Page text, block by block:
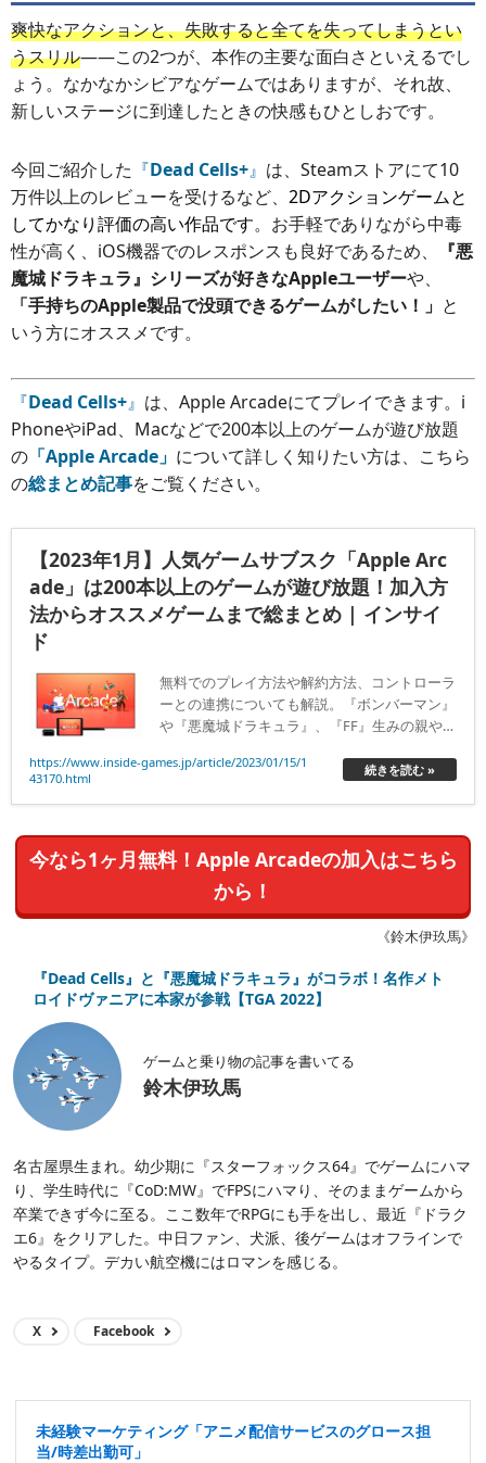
爽快なアクションと、失敗すると全てを失ってしまうとい
うスリル――この2つが、本作の主要な面白さといえるでし
ょう。なかなかシビアなゲームではありますが、それ故、
新しいステージに到達したときの快感もひとしおです。
今回ご紹介した 『Dead Cells+』 は、Steamストアにて10
万件以上のレビューを受けるなど、 2Dアクションゲームと
してかなり評価の高い作品です。お手軽でありながら中毒
性が高く、iOS機器でのレスポンスも良好であるため、
『悪
魔城ドラキュラ』シリーズが好きなAppleユーザーや、
「手持ちのApple製品で没頭できるゲームがしたい！」 と
いう方にオススメです。
『Dead Cells+』 は、Apple Arcadeにてプレイできます。i
PhoneやiPad、Macなどで200本以上のゲームが遊び放題
の 「Apple Arcade」 について詳しく知りたい方は、こちら
の総まとめ記事をご覧ください。
【2023年1月】人気ゲームサブスク「Apple Arc
ade」は200本以上のゲームが遊び放題！加入方
法からオススメゲームまで総まとめ | インサイ
ド
無料でのプレイ方法や解約方法、コントローラ
ーとの連携についても解説。『ボンバーマン』
や『悪魔城ドラキュラ』、『FF』生みの親やプ
https://www.inside-games.jp/article/2023/01/15/1
43170.html
続きを読む »
今なら1ヶ月無料！Apple Arcadeの加入はこちら
から！
《鈴木伊玖馬》
『Dead Cells』と『悪魔城ドラキュラ』がコラボ！名作メト
ロイドヴァニアに本家が参戦【TGA 2022】
ゲームと乗り物の記事を書いてる
鈴木伊玖馬
名古屋県生まれ。幼少期に『スターフォックス64』でゲームにハマ
り、学生時代に『CoD:MW』でFPSにハマり、そのままゲームから
卒業できず今に至る。ここ数年でRPGにも手を出し、最近『ドラク
エ6』をクリアした。中日ファン、犬派、後ゲームはオフラインで
やるタイプ。デカい航空機にはロマンを感じる。
X Facebook
未経験マーケティング「アニメ配信サービスのグロース担
当/時差出勤可」